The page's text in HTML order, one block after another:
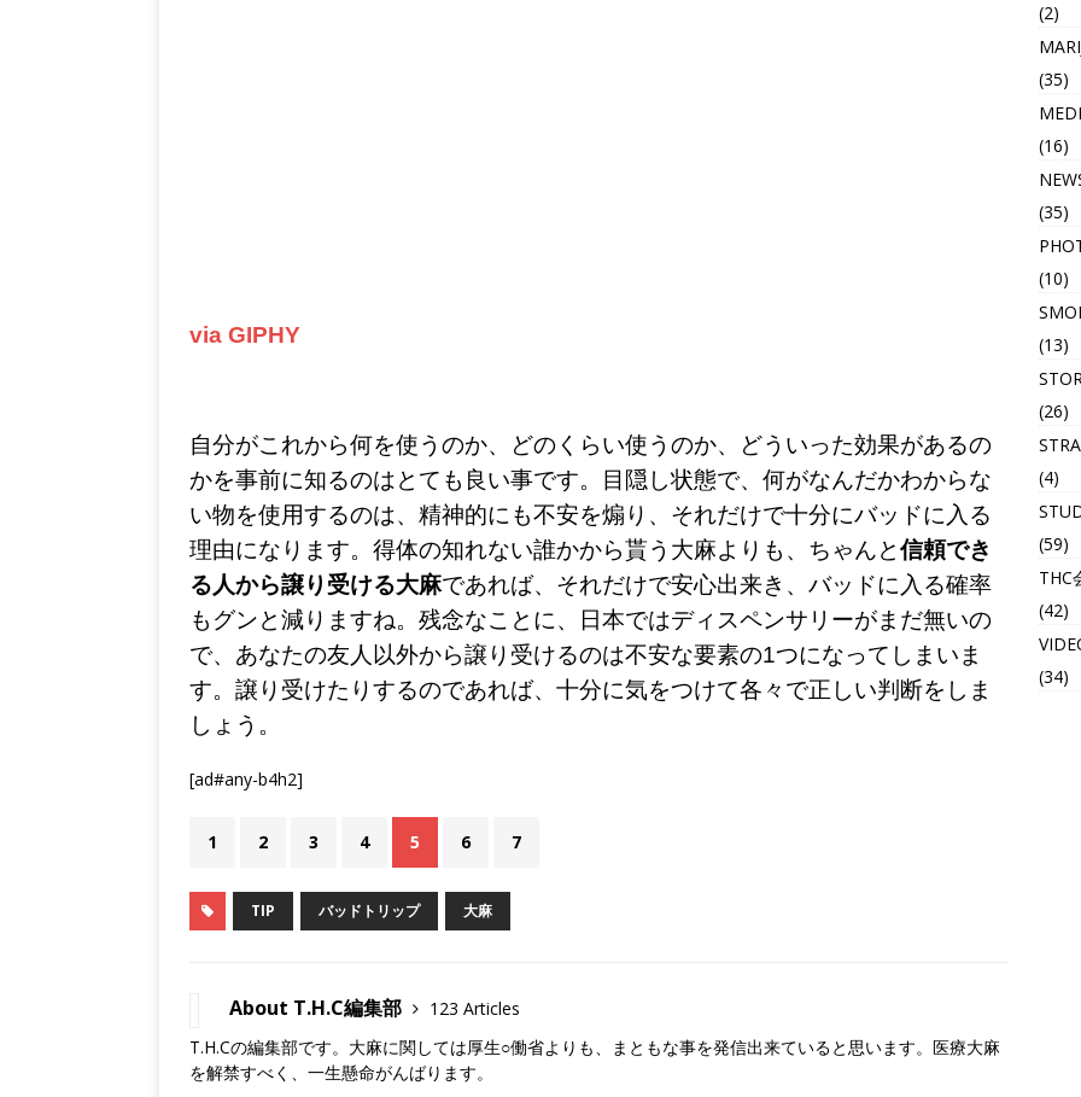
via GIPHY
自分がこれから何を使うのか、どのくらい使うのか、どういった効果があるの
かを事前に知るのはとても良い事です。目隠し状態で、何がなんだかわからな
い物を使用するのは、精神的にも不安を煽り、それだけで十分にバッドに入る
理由になります。得体の知れない誰かから貰う大麻よりも、ちゃんと信頼でき
る人から譲り受ける大麻であれば、それだけで安心出来き、バッドに入る確率
もグンと減りますね。残念なことに、日本ではディスペンサリーがまだ無いの
で、あなたの友人以外から譲り受けるのは不安な要素の1つになってしまいま
す。譲り受けたりするのであれば、十分に気をつけて各々で正しい判断をしま
しょう。
[ad#any-b4h2]
1 2 3 4 5 6 7
TIP バッドトリップ 大麻
About T.H.C編集部
123 Articles
T.H.Cの編集部です。大麻に関しては厚生○働省よりも、まともな事を発信出来ていると思います。医療大麻
を解禁すべく、一生懸命がんばります。
(2)
(35)
(16)
(35)
(10)
(13)
(26)
(4)
(59)
THC
(42)
(34)